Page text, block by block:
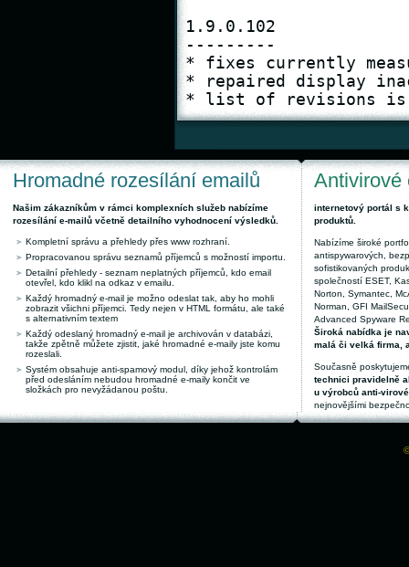
1.9.0.102
---------
* fixes currently
* repaired display
Hromadné rozesílání emailů
Našim zákazníkům v rámci komplexních služeb nabízíme
rozesílání e-mailů včetně detailního vyhodnocení výsledků.
Kompletní správu a přehledy přes www rozhraní.
Propracovanou správu seznamů příjemců s možností importu.
Detailní přehledy - seznam neplatných příjemců, kdo email
otevřel, kdo klikl na odkaz v emailu.
Každý hromadný e-mail je možno odeslat tak, aby ho mohli
zobrazit všichni příjemci. Tedy nejen v HTML formátu, ale také
s alternativním textem
Každý odeslaný hromadný e-mail je archivován v databázi,
takže zpětně můžete zjistit, jaké hromadné e-maily jste komu
rozeslali.
Systém obsahuje anti-spamový modul, díky jehož kontrolám
před odesláním nebudou hromadné e-maily končit ve
složkách pro nevyžádanou poštu.
Antivirové
internetový portál s
produktů.
Nabízíme široké
antispywarových,
sofistikovaných
společností ESET,
Norton, Symantec,
Norman, GFI
Advanced Spyware
Široká nabídka je
malá či velká firma,
Současně
technici pravidelně
u výrobců anti-
nejnovějšími